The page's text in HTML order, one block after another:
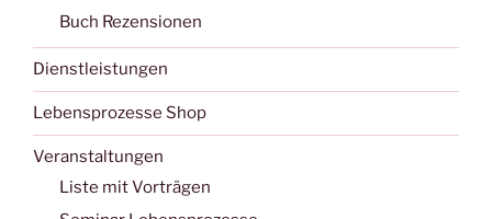
Buch Rezensionen
Dienstleistungen
Lebensprozesse Shop
Veranstaltungen
Liste mit Vorträgen